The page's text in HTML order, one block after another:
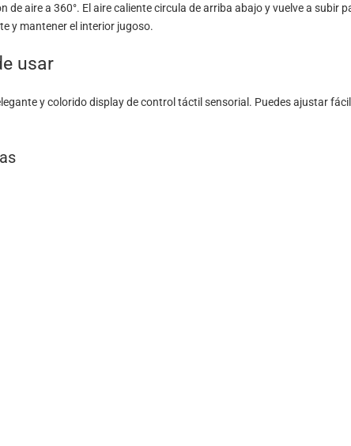
de aire a 360°. El aire caliente circula de arriba abajo y vuelve a
y mantener el interior jugoso.
usar
y colorido display de control táctil sensorial. Puedes ajustar